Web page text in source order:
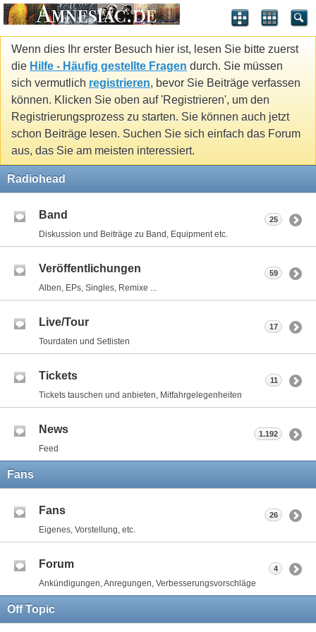
Wenn dies Ihr erster Besuch hier ist, lesen Sie bitte zuerst
die Hilfe - Häufig gestellte Fragen durch. Sie müssen
sich vermutlich registrieren, bevor Sie Beiträge verfassen
können. Klicken Sie oben auf 'Registrieren', um den
Registrierungsprozess zu starten. Sie können auch jetzt
schon Beiträge lesen. Suchen Sie sich einfach das Forum
aus, das Sie am meisten interessiert.
Radiohead
Band
Diskussion und Beiträge zu Band, Equipment etc.
25
Veröffentlichungen
Alben, EPs, Singles, Remixe ...
59
Live/Tour
Tourdaten und Setlisten
17
Tickets
Tickets tauschen und anbieten, Mitfahrgelegenheiten
11
News
Feed
1.192
Fans
Fans
Eigenes, Vorstellung, etc.
26
Forum
Ankündigungen, Anregungen, Verbesserungsvorschläge
4
Off Topic